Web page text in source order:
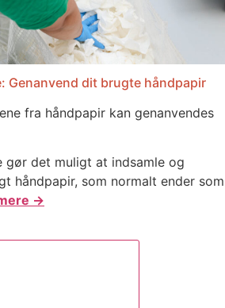
Genanvend dit brugte håndpapir
fra håndpapir kan genanvendes
gør det muligt at indsamle og
håndpapir, som normalt ender som
→